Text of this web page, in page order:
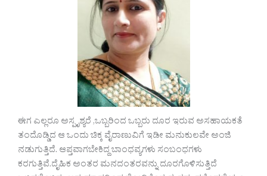
ಈಗ ಎಲ್ಲರೂ ಅಸ್ಪೃಶ್ಯರೆ ,ಒಬ್ಬರಿಂದ ಒಬ್ಬರು ದೂರ ಇರುವ ಅಸಹಾಯಕತೆ
ತಂದೊಡ್ಡಿದ ಆ ಒಂದು ಚಿಕ್ಕ ವೈರಾಣುವಿಗೆ ಇಡೀ ಮನುಕುಲವೇ ಅಂಜಿ
ನಡುಗುತ್ತಿದೆ. ಆಪ್ತವಾಗಬೇಕಿದ್ದ ಬಾಂಧವ್ಯಗಳು ಸಂಬಂಧಗಳು
ಕರಗುತ್ತಿವೆ.ದೈಹಿಕ ಅಂತರ ಮನದಂತರವನ್ನು ದೂರಗೊಳಿಸುತ್ತಿದೆ